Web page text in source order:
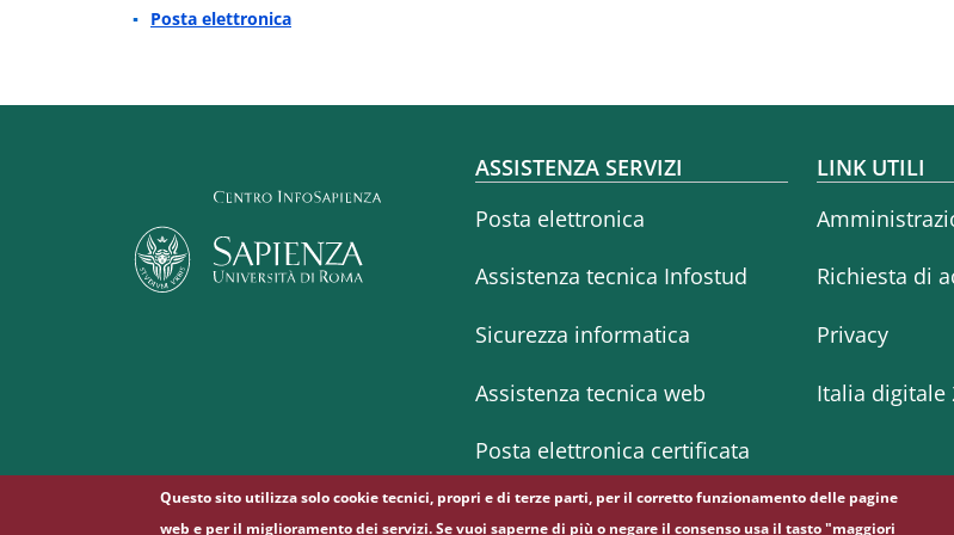
Posta elettronica
Footer menu
ASSISTENZA SERVIZI
Posta elettronica
Assistenza tecnica Infostud
Sicurezza informatica
Assistenza tecnica web
Posta elettronica certificata
LINK UTILI
Richiesta di
Privacy
Italia digitale
Questo sito utilizza solo cookie tecnici, propri e di terze parti, per il corretto funzionamento delle pagine
web e per il miglioramento dei servizi. Se vuoi saperne di più o negare il consenso usa il tasto "maggiori